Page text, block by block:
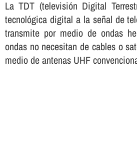
La TDT (televisión Digital
tecnológica digital a la señal de
transmite por medio de ondas
ondas no necesitan de cables o
medio de antenas UHF